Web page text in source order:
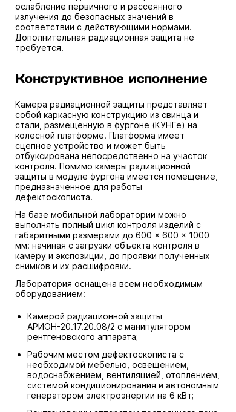
ослабление первичного и рассеянного
излучения до безопасных значений в
соответствии с действующими нормами.
Дополнительная радиационная защита не
требуется.
Конструктивное исполнение
Камера радиационной защиты представляет
собой каркасную конструкцию из свинца и
стали, размещенную в фургоне (КУНГе) на
колесной платформе. Платформа имеет
сцепное устройство и может быть
отбуксирована непосредственно на участок
контроля. Помимо камеры радиационной
защиты в модуле фургона имеется помещение,
предназначенное для работы
дефектоскописта.
На базе мобильной лаборатории можно
выполнять полный цикл контроля изделий с
габаритными размерами до 600 × 600 × 1000
мм: начиная с загрузки объекта контроля в
камеру и экспозиции, до проявки полученных
снимков и их расшифровки.
Лаборатория оснащена всем необходимым
оборудованием:
Камерой радиационной защиты
АРИОН-20.17.20.08/2 с манипулятором
рентгеновского аппарата;
Рабочим местом дефектоскописта с
необходимой мебелью, освещением,
водоснабжением, вентиляцией, отоплением,
системой кондиционирования и автономным
генератором электроэнергии на 6 кВт;